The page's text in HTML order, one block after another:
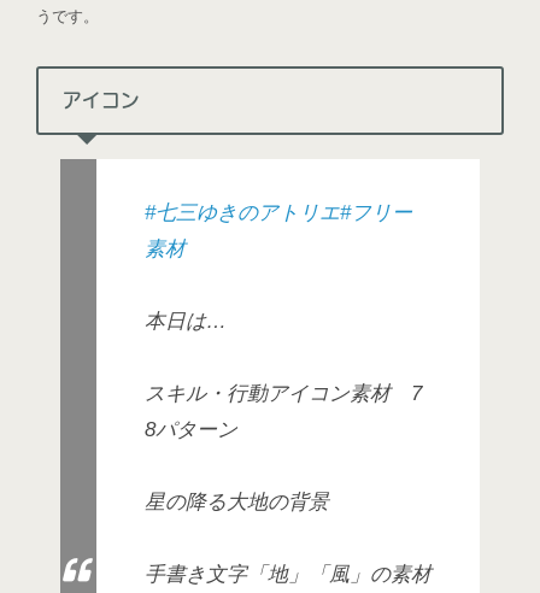
うです。
アイコン
#七三ゆきのアトリエ#フリー
素材
本日は…
スキル・行動アイコン素材 7
8パターン
星の降る大地の背景
手書き文字「地」「風」の素材